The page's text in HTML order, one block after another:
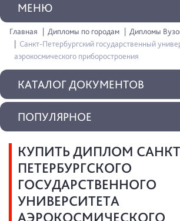
MEНЮ
Главная Дипломы по городам
Дипломы
Санкт-Петербургский государственный
аэрокосмического приборостроения
КАТАЛОГ ДОКУМЕНТОВ
КУПИТЬ ДИПЛОМ
ПЕТЕРБУРГСКОГО
ГОСУДАРСТВЕННОГО
УНИВЕРСИТЕТА
АЭРОКОСМИЧЕСКОГО
ПОПУЛЯРНОЕ